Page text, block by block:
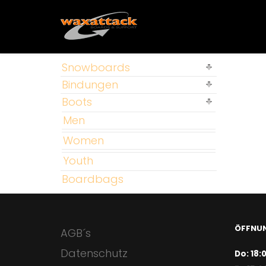
Snowboards
Bindungen
Boots
Men
Women
Youth
Boardbags
AGB´s
Datenschutz
Do: